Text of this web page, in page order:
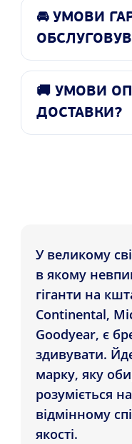
🚘 УМОВИ
🚚 УМОВИ
ДОСТАВКИ?
У великому
в якому
гіганти на
Continental,
Goodyear, є
здивувати.
марку, яку
розуміється
відмінному
якості.